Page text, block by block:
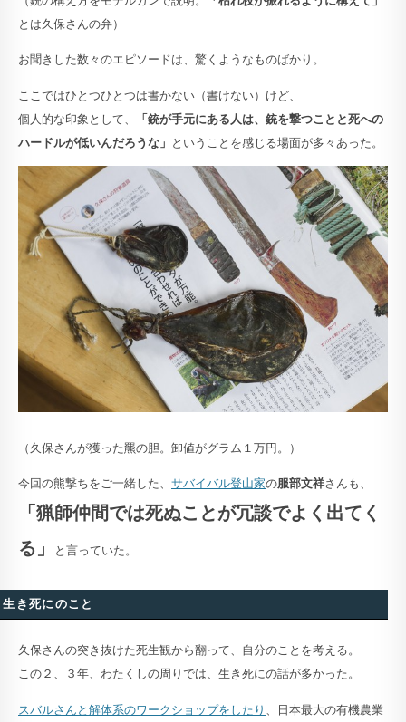
とは久保さんの弁）
お聞きした数々のエピソードは、驚くようなものばかり。
ここではひとつひとつは書かない（書けない）けど、
個人的な印象として、
「銃が手元にある人は、銃を撃つことと死への
ハードルが低いんだろうな」 ということを感じる場面が多々あった。
（久保さんが獲った羆の胆。卸値がグラム１万円。）
今回の熊撃ちをご一緒した、 サバイバル登山家の服部文祥さんも、
「猟師仲間では死ぬことが冗談でよく出てく
る」
と言っていた。
生き死にのこと
久保さんの突き抜けた死生観から翻って、自分のことを考える。
この２、３年、わたくしの周りでは、生き死にの話が多かった。
スバルさんと解体系のワークショップをしたり 、日本最大の有機農業